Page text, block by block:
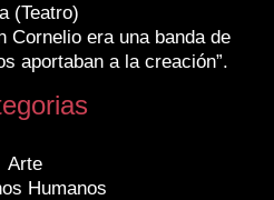
(Teatro)
Cornelio era una banda de
aportaban a la creación”.
Arte
Humanos